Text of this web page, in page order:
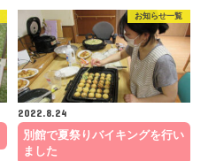
お知らせ一覧
2022.8.24
別館で夏祭りバイキングを行い
ました